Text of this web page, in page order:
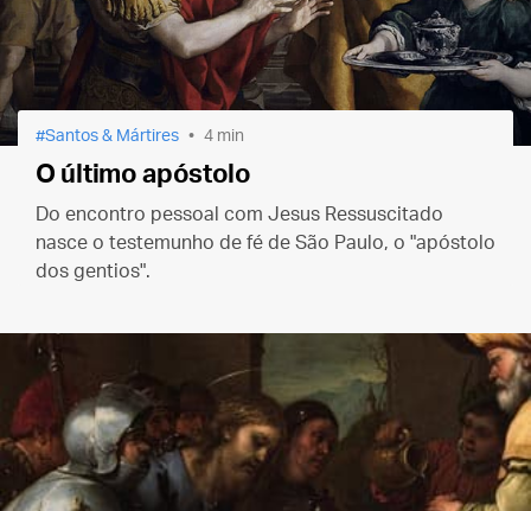
Santos & Mártires 4 min
O último apóstolo
Do encontro pessoal com Jesus Ressuscitado
nasce o testemunho de fé de São Paulo, o "apóstolo
dos gentios".